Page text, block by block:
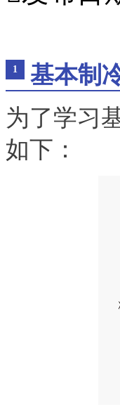
1
基本制
为了学习
如下：